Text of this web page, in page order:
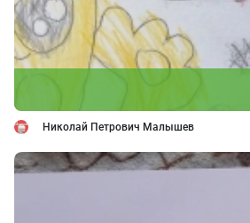
Николай Петрович Малышев